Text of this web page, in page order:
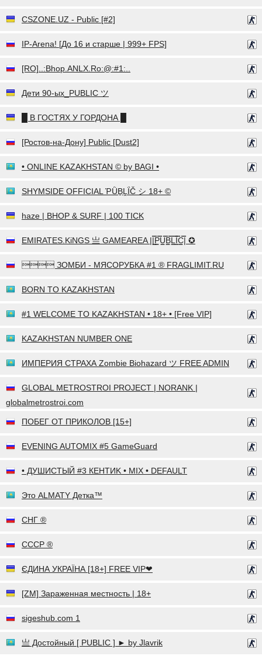
CSZONE.UZ - Public [#2]
IP-Arena! [До 16 и старше | 999+ FPS]
[RO]..:Bhop.ANLX.Ro:@:#1:..
Дети 90-ых_PUBLIC ツ
█ В ГОСТЯХ У ГОРДОНА █
[Ростов-на-Дону] Public [Dust2]
• ONLINE KAZAKHSTAN © by BAGI •
SHYMSIDE OFFICIAL ῬǛḆḼḮČ シ 18+ ©
haze | BHOP & SURF | 100 TICK
EMIRATES.KiNGS 亗 GAMEAREA ||͇̿P͇̿U͇̿B͇̿L͇̿I͇̿C͇̿| ✪
 ЗОМБИ - МЯСОРУБКА #1 ® FRAGLIMIT.RU
BORN TO KAZAKHSTAN
#1 WELCOME TO KAZAKHSTAN • 18+ • [Free VIP]
KAZAKHSTAN NUMBER ONE
ИМПЕРИЯ СТРАХА Zombie Biohazard ツ FREE ADMIN
GLOBAL METROSTROI PROJECT | NORANK |
globalmetrostroi.com
ПОБЕГ ОТ ПРИКОЛОВ [15+]
EVENING AUTOMIX #5 GameGuard
• ДУШИСТЫЙ #3 КЕНТИK • MIX • DEFAULT
Это ALMATY Детка™
СНГ ®
СССР ®
ЄДИНА УКРАЇНА [18+] FREE VIP❤
[ZM] Зараженная местность | 18+
sigeshub.com 1
亗 Достойный [ PUBLIC ] ► by Jlavrik